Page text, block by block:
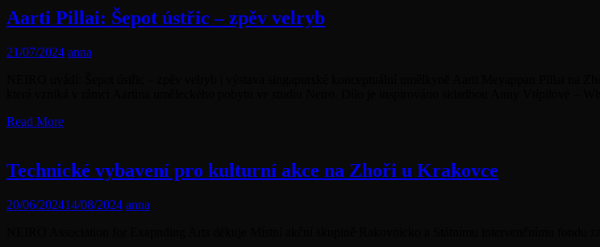
Aarti Pillai: Šepot ústřic – zpěv velryb
21/07/2024 anna
Read More
Technické vybavení pro kulturní akce na Zhoři u Krakovce
20/06/202414/08/2024 anna